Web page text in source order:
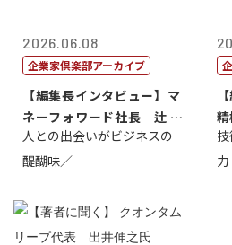
2026.06.08
企業家倶楽部アーカイブ
【編集長インタビュー】マ
ネーフォワード社長 辻 庸
介
人との出会いがビジネスの
醍醐味／
力